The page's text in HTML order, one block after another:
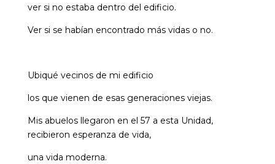
ver si no estaba dentro del edificio.
Ver si se habían encontrado más vidas o no.
Ubiqué vecinos de mi edificio
los que vienen de esas generaciones viejas.
Mis abuelos llegaron en el 57 a esta Unidad,
recibieron esperanza de vida,
una vida moderna.